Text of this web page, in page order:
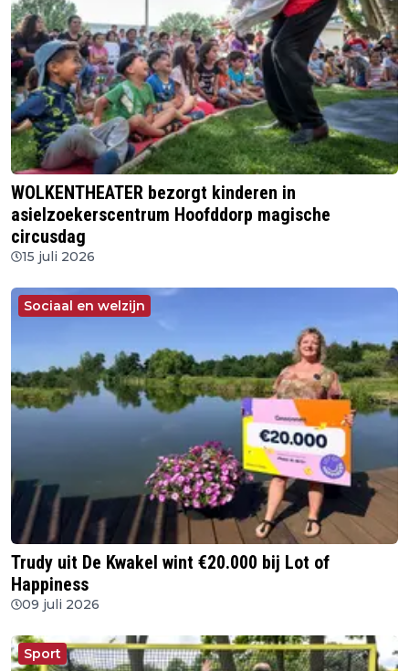
WOLKENTHEATER bezorgt kinderen in
asielzoekerscentrum Hoofddorp magische
circusdag
15 juli 2026
Sociaal en welzijn
Trudy uit De Kwakel wint €20.000 bij Lot of
Happiness
09 juli 2026
Sport